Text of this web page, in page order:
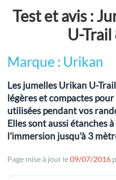
Test et avis :
U-
Marque : Urikan
Les jumelles Urikan U-
légères et compactes
utilisées pendant vos
Elles sont aussi étanches à
l'immersion jusqu'à 3
Page mise à jour le09/07/2016